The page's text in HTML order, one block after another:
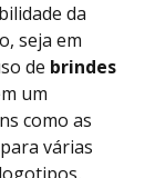
da
seja em
de brindes
um
como as
várias